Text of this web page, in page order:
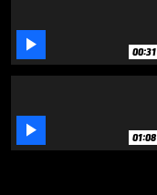
 00:31
 01:08